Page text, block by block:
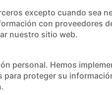
excepto cuando sea
con proveedores
nuestro sitio web.
personal. Hemos
proteger su